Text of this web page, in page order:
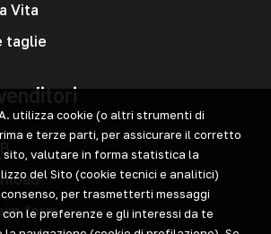
Vita
taglie
form
utilizza cookie (o altri strumenti di
e terze parti, per assicurare il corretto
sito, valutare in forma statistica la
del Sito (cookie tecnici e analitici)
per trasmetterti messaggi
le preferenze e gli interessi da te